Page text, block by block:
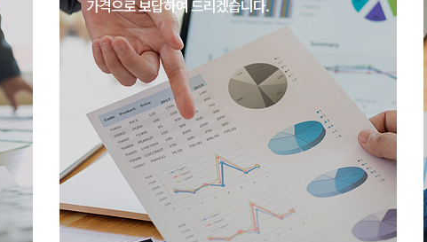
가격으로 보답하여 드리겠습니다.